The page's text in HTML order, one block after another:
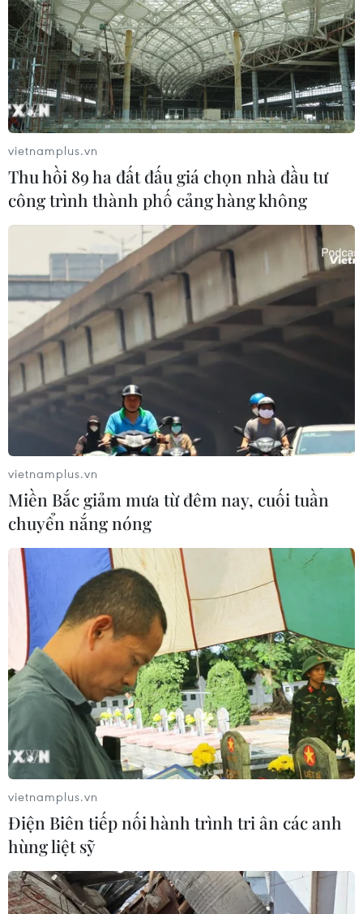
cửa khẩu Lào Cai
21/12/2018 10:27
Khu kinh tế cửa khẩu Lào Cai được xây dựng thành một
vùng kinh tế động lực chủ đạo của tỉnh Lào Cai, phát
triển công nghiệp, đô thị, thương mại và dịch vụ, đáp
ứng một khu kinh tế năng động.
Campuchia sẽ phối hợp với Việt Nam triển
khai các hiệp định đã ký
22/03/2019 13:53
Campuchia sẽ tiếp tục phối hợp chặt chẽ với Việt Nam
để triển khai các thỏa thuận, hiệp định đã ký và Tuyên
bố chung trong các chuyến thăm của lãnh đạo cấp cao
hai Đảng, hai nước.
Campuchia thúc đẩy hoạt động thương
mại qua biên giới
vietnamplus.vn
Thu hồi 89 ha đất đấu giá chọn nhà đầu tư
công trình thành phố cảng hàng không
vietnamplus.vn
Miền Bắc giảm mưa từ đêm nay, cuối tuần
chuyển nắng nóng
vietnamplus.vn
Điện Biên tiếp nối hành trình tri ân các anh
hùng liệt sỹ